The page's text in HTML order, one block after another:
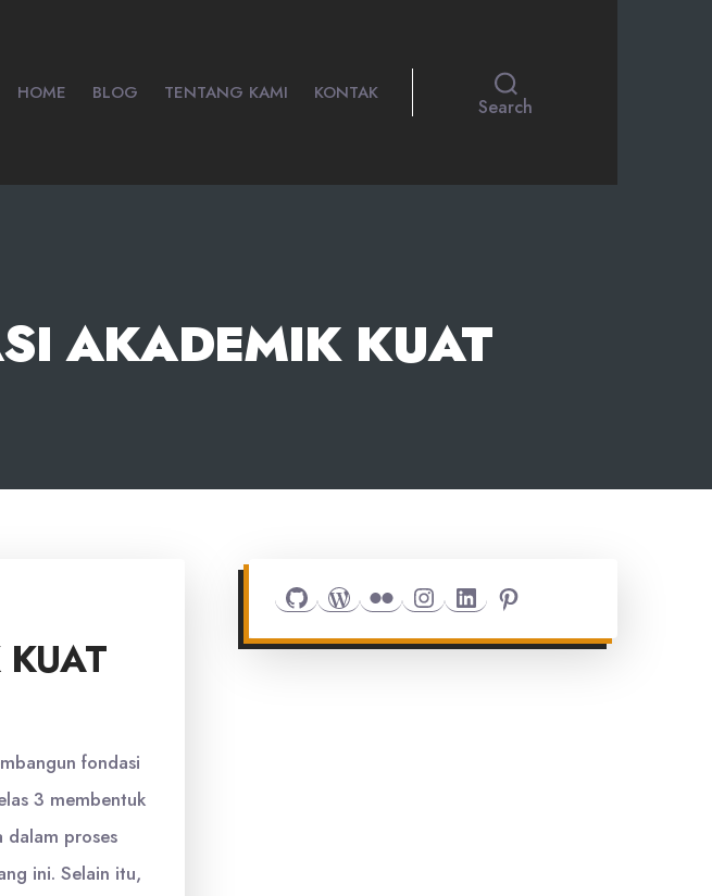
HOME BLOG TENTANG KAMI KONTAK
Search
AKADEMIK KUAT
fondasi
3 membentuk
dalam proses
ini. Selain itu,
GithubWordPress
FlickrInstagram
LinkedInPinterest